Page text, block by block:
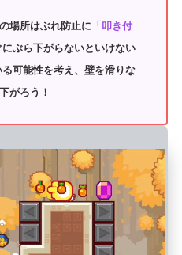
場所はぶれ防止に「叩き付
ぶら下がらないといけない
可能性を考え、壁を滑りな
がろう！